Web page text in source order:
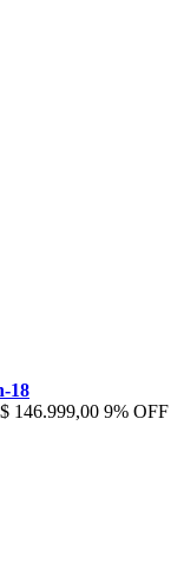
18
$ 146.999,00 9% OFF